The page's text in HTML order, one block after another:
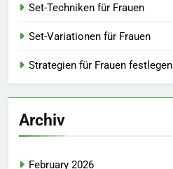
Set-Techniken für Frauen
Set-Variationen für Frauen
Strategien für Frauen festlegen
Archiv
February 2026